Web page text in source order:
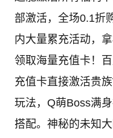
部激活，全场0.1折
内大量累充活动，
领取海量充值卡！
充值卡直接激活贵
玩法，Q萌Boss满
搭配。神秘的未知